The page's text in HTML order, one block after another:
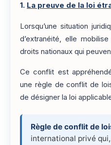
1. La preuve de la loi
Lorsqu’une situation
d’extranéité, elle
droits nationaux qui
Ce conflit est
une règle de conflit de
de désigner la loi
Règle de conflit de
international privé qui,